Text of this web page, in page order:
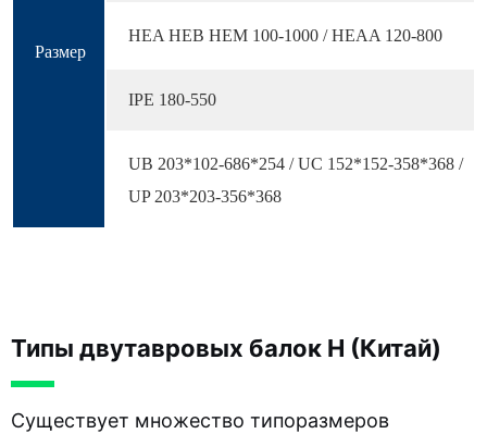
Размер
HEA HEB HEM 100-1000 / HEAA 120-800
IPE 180-550
UB 203*102-686*254 / UC 152*152-358*368 /
UP 203*203-356*368
Типы двутавровых балок H (Китай)
Существует множество типоразмеров